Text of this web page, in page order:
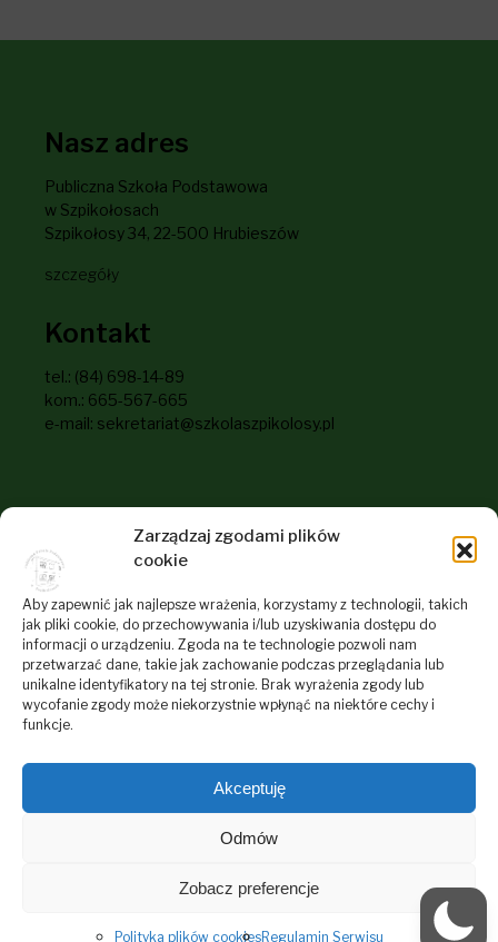
Zarządzaj zgodami plików
cookie
Aby zapewnić jak najlepsze wrażenia, korzystamy z technologii, takich
jak pliki cookie, do przechowywania i/lub uzyskiwania dostępu do
informacji o urządzeniu. Zgoda na te technologie pozwoli nam
przetwarzać dane, takie jak zachowanie podczas przeglądania lub
unikalne identyfikatory na tej stronie. Brak wyrażenia zgody lub
wycofanie zgody może niekorzystnie wpłynąć na niektóre cechy i
funkcje.
Akceptuję
Odmów
Zobacz preferencje
Polityka plików cookiesRegulamin Serwisu
Nasz adres
Publiczna Szkoła Podstawowa
w Szpikołosach
Szpikołosy 34, 22-500 Hrubieszów
szczegóły
Kontakt
tel.: (84) 698-14-89
kom.: 665-567-665
e-mail: sekretariat@szkolaszpikolosy.pl
Informacje dla odwiedzających
naszą stronę
RODO
Deklaracja dostępności
Polityka plików cookies
Regulamin Serwisu Internetowego Szkoły
Copyright © 2025 Publiczna Szkoła Podstawowa w Szpikołosach
Powered byGreenturtlelab